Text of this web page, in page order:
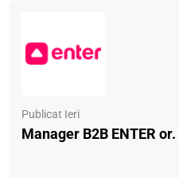
Publicat Ieri
Manager B2B ENTER